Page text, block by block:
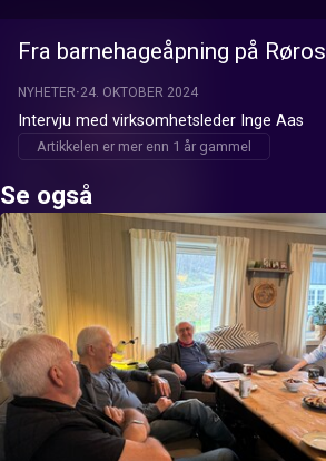
Fra barnehageåpning på Røros
NYHETER 24. OKTOBER 2024
Intervju med virksomhetsleder Inge Aas
Artikkelen er mer enn 1 år gammel
Se også